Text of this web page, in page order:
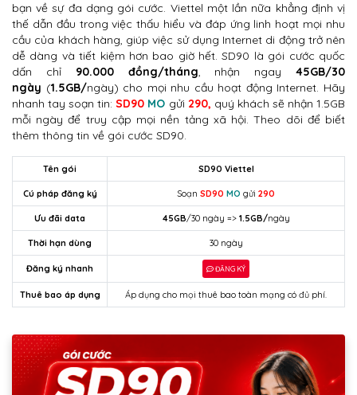
bạn về sự đa dạng gói cước. Viettel một lần nữa khẳng định vị
thế dẫn đầu trong việc thấu hiểu và đáp ứng linh hoạt mọi nhu
cầu của khách hàng, giúp việc sử dụng Internet di động trở nên
dễ dàng và tiết kiệm hơn bao giờ hết. SD90 là gói cước quốc
dấn chỉ 90.000 đồng/tháng, nhận ngay45GB/30
ngày (1.5GB/ngày) cho mọi nhu cầu hoạt động Internet. Hãy
nhanh tay soạn tin:SD90 MO gửi 290, quý khách sẽ nhận 1.5GB
mỗi ngày để truy cập mọi nền tảng xã hội. Theo dõi để biết
thêm thông tin về gói cước SD90.
Tên gói SD90 Viettel
Cú pháp đăng ký Soạn SD90 MO gửi 290
Ưu đãi data 45GB/30 ngày => 1.5GB/ngày
Thời hạn dùng 30 ngày
Đăng ký nhanh ĐĂNG KÝ
Thuê bao áp dụng Áp dụng cho mọi thuê bao toàn mạng có đủ phí.